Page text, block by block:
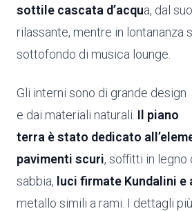
sottile cascata d’acqua, dal
rilassante, mentre in lontananza
sottofondo di musica lounge.
Gli interni sono di grande design
e dai materiali naturali. Il piano
terra è stato dedicato
pavimenti scuri, soffitti in
sabbia, luci firmate Kundalini e
metallo simili a rami. I dettagli